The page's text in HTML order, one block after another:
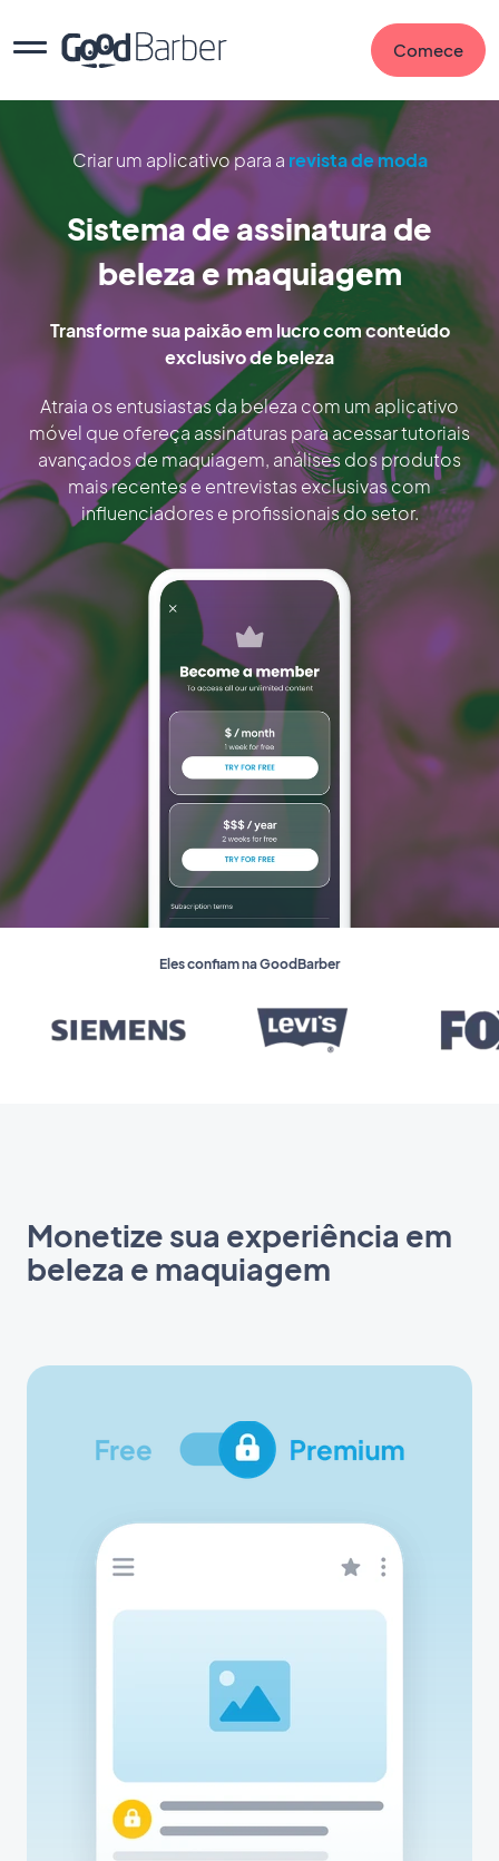
Comece
Criar um aplicativo para a revista de moda
Sistema de assinatura de
beleza e maquiagem
Transforme sua paixão em lucro com conteúdo
exclusivo de beleza
Atraia os entusiastas da beleza com um aplicativo
móvel que ofereça assinaturas para acessar tutoriais
avançados de maquiagem, análises dos produtos
mais recentes e entrevistas exclusivas com
influenciadores e profissionais do setor.
Eles confiam na GoodBarber
Monetize sua experiência em
beleza e maquiagem